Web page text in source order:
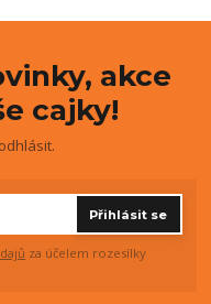
akce
cajky!
Přihlásit se
za účelem rozesílky